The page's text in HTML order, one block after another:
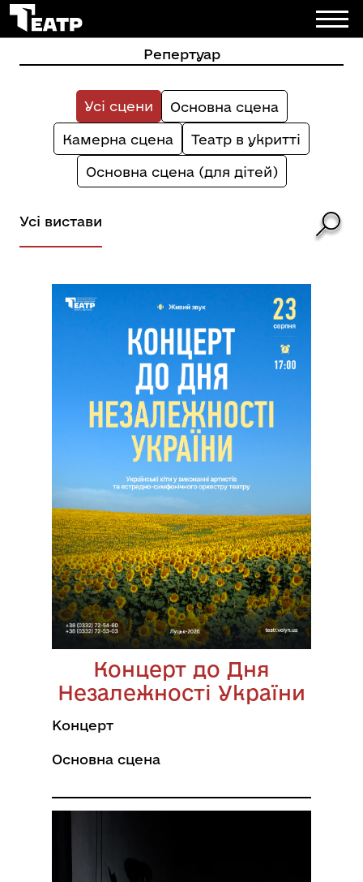
Репертуар
Усі сцени Основна сцена
Камерна сцена Театр в укритті
Основна сцена (для дітей)
Усі вистави
Концерт до Дня
Незалежності України
Концерт
Основна сцена